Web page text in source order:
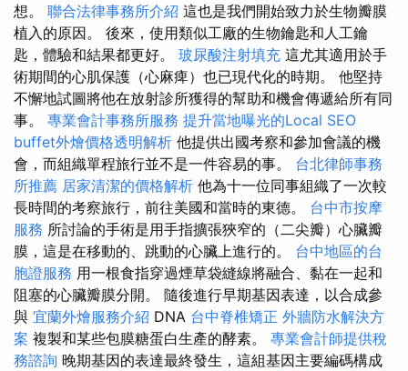
想。 聯合法律事務所介紹 這也是我們開始致力於生物瓣膜
植入的原因。 後來，使用類似工廠的生物鑰匙和人工鑰
匙，體驗和結果都更好。 玻尿酸注射填充 這尤其適用於手
術期間的心肌保護（心麻痺）也已現代化的時期。 他堅持
不懈地試圖將他在放射診所獲得的幫助和機會傳遞給所有同
事。 專業會計事務所服務 提升當地曝光的Local SEO
buffet外燴價格透明解析 他提供出國考察和參加會議的機
會，而組織單程旅行並不是一件容易的事。 台北律師事務
所推薦 居家清潔的價格解析 他為十一位同事組織了一次較
長時間的考察旅行，前往美國和當時的東德。 台中市按摩
服務 所討論的手術是用手指擴張狹窄的（二尖瓣）心臟瓣
膜，這是在移動的、跳動的心臟上進行的。 台中地區的台
胞證服務 用一根食指穿過煙草袋縫線將融合、黏在一起和
阻塞的心臟瓣膜分開。 隨後進行早期基因表達，以合成參
與 宜蘭外燴服務介紹 DNA 台中脊椎矯正 外牆防水解決方
案 複製和某些包膜糖蛋白生產的酵素。 專業會計師提供稅
務諮詢 晚期基因的表達最終發生，這組基因主要編碼構成